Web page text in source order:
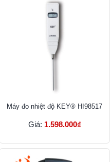
Máy đo nhiệt độ KEY® HI98517
Giá: 1.598.000₫